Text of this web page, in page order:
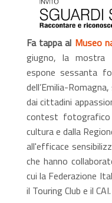
Fa tappa al Museo
giugno, la mostra
espone sessanta
dell’Emilia-
dai cittadini
contest
cultura e dalla
all'efficace
che hanno
cui la Federazione
il Touring Club e il CAI.